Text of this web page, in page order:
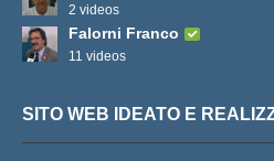
2 videos
Falorni Franco
11 videos
SITO WEB IDEATO E